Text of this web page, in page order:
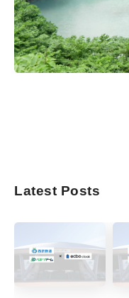
Latest Posts